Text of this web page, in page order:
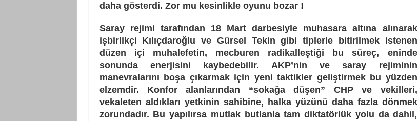
daha gösterdi. Zor mu kesinlikle oyunu bozar !
Saray rejimi tarafından 18 Mart darbesiyle muhasara altına alınarak
işbirlikçi Kılıçdaroğlu ve Gürsel Tekin gibi tiplerle bitirilmek istenen
düzen içi muhalefetin, mecburen radikalleştiği bu süreç, eninde
sonunda enerjisini kaybedebilir. AKP’nin ve saray rejiminin
manevralarını boşa çıkarmak için yeni taktikler geliştirmek bu yüzden
elzemdir. Konfor alanlarından “sokağa düşen” CHP ve vekilleri,
vekaleten aldıkları yetkinin sahibine, halka yüzünü daha fazla dönmek
zorundadır. Bu yapılırsa mutlak butlanla tam diktatörlük yolu da dahil,